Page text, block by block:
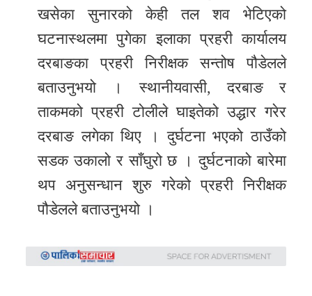
खसेका सुनारको केही तल शव भेटिएको
घटनास्थलमा पुगेका इलाका प्रहरी कार्यालय
दरबाङका प्रहरी निरीक्षक सन्तोष पौडेलले
बताउनुभयो । स्थानीयवासी, दरबाङ र
ताकमको प्रहरी टोलीले घाइतेको उद्धार गरेर
दरबाङ लगेका थिए । दुर्घटना भएको ठाउँको
सडक उकालो र साँघुरो छ । दुर्घटनाको बारेमा
थप अनुसन्धान शुरु गरेको प्रहरी निरीक्षक
पौडेलले बताउनुभयो ।